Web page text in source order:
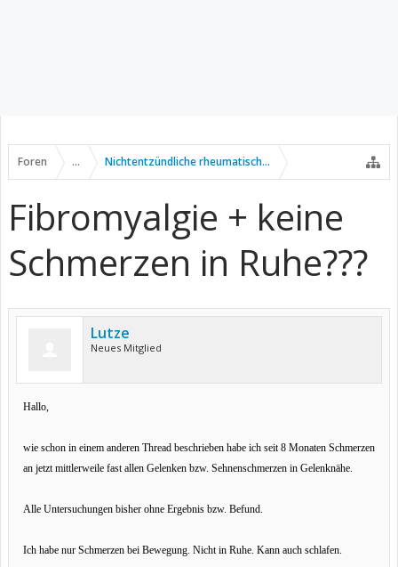
Foren ... Nichtentzündliche rheumatische Erkrankungen
Fibromyalgie + keine
Schmerzen in Ruhe???
Lutze
Neues Mitglied
Hallo,
wie schon in einem anderen Thread beschrieben habe ich seit 8 Monaten Schmerzen
an jetzt mittlerweile fast allen Gelenken bzw. Sehnenschmerzen in Gelenknähe.
Alle Untersuchungen bisher ohne Ergebnis bzw. Befund.
Ich habe nur Schmerzen bei Bewegung. Nicht in Ruhe. Kann auch schlafen.